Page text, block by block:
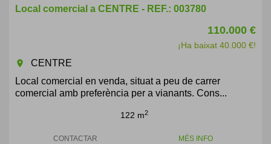
Local comercial a CENTRE - REF.: 003780
110.000 €
¡Ha baixat 40.000 €!
room
CENTRE
Local comercial en venda, situat a peu de carrer
comercial amb preferència per a vianants. Cons...
122 m2
CONTACTAR MÉS INFO